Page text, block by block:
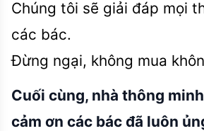
Chúng tôi sẽ giải đáp mọi
các bác.
Đừng ngại, không mua
Cuối cùng, nhà thông
cảm ơn các bác đã luôn